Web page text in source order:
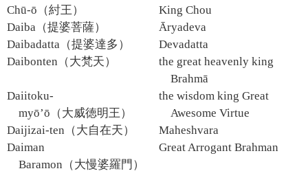
Chū-ō（紂王）
King Chou
Daiba（提婆菩薩）
Āryadeva
Daibadatta（提婆達多）
Devadatta
Daibonten（大梵天）
the great heavenly king
Brahmā
Daiitoku-
myō’ō（大威徳明王）
the wisdom king Great
Awesome Virtue
Daijizai-ten（大自在天）
Maheshvara
Daiman
Baramon（大慢婆羅門）
Great Arrogant Brahman